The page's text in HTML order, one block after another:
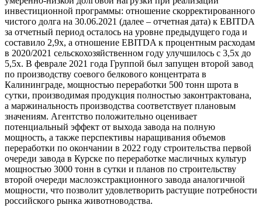
инвестиционной программы: отношение скорректированного
чистого долга на 30.06.2021 (далее – отчетная дата) к EBITDA
за отчетный период осталось на уровне предыдущего года и
составило 2,9х, а отношение EBITDA к процентным расходам
в 2020/2021 сельскохозяйственном году улучшилось с 3,5х до
5,5х. В феврале 2021 года Группой был запущен второй завод
по производству соевого белкового концентрата в
Калининграде, мощностью переработки 500 тонн шрота в
сутки, производимая продукция полностью законтрактована,
а маржинальность производства соответствует плановым
значениям. Агентство положительно оценивает
потенциальный эффект от выхода завода на полную
мощность, а также перспективы наращивания объемов
переработки по окончании в 2022 году строительства первой
очереди завода в Курске по переработке масличных культур
мощностью 3000 тонн в сутки и планов по строительству
второй очереди маслоэкстракционного завода аналогичной
мощности, что позволит удовлетворить растущие потребности
российского рынка животноводства.